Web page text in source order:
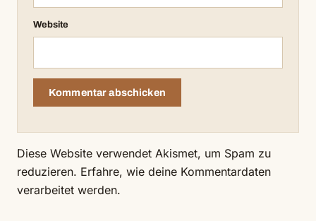
Website
Diese Website verwendet Akismet, um Spam zu
reduzieren. Erfahre, wie deine Kommentardaten
verarbeitet werden.